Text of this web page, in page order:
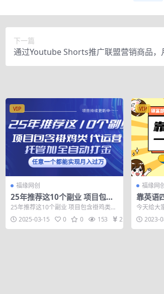
下一篇
通过Youtube Shorts推广联盟营销商品，
法和技巧
VIP
福缘网创
25年推荐这10个副业 项目包含
褂鸡类、代运营托管类、全自动
打金类
25年推荐这10个副业 项目包含褂鸡类、
代运营托管类、全自动打金类
2025-03-15 0 0 153 21
VIP
福缘网
靠英语
英语也
首选副
今天给大
级，一天
级当做毕
2023-